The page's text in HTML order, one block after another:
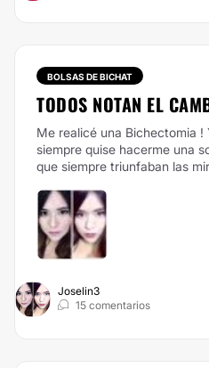
BOLSAS DE BICHAT
TODOS NOTAN EL
Me realicé una Bichectomia !
siempre quise hacerme una
que siempre triunfaban las
Joselin3
15 comentarios